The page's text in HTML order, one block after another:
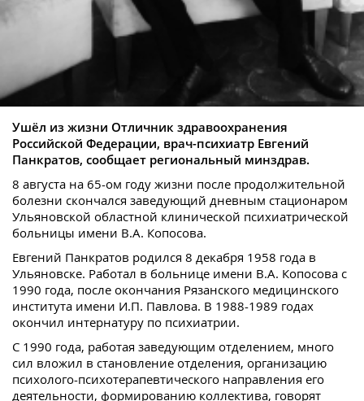
Ушёл из жизни Отличник здравоохранения
Российской Федерации, врач-психиатр Евгений
Панкратов, сообщает региональный минздрав.
8 августа на 65-ом году жизни после продолжительной
болезни скончался заведующий дневным стационаром
Ульяновской областной клинической психиатрической
больницы имени В.А. Копосова.
Евгений Панкратов родился 8 декабря 1958 года в
Ульяновске. Работал в больнице имени В.А. Копосова с
1990 года, после окончания Рязанского медицинского
института имени И.П. Павлова. В 1988-1989 годах
окончил интернатуру по психиатрии.
С 1990 года, работая заведующим отделением, много
сил вложил в становление отделения, организацию
психолого-психотерапевтического направления его
деятельности, формированию коллектива, говорят